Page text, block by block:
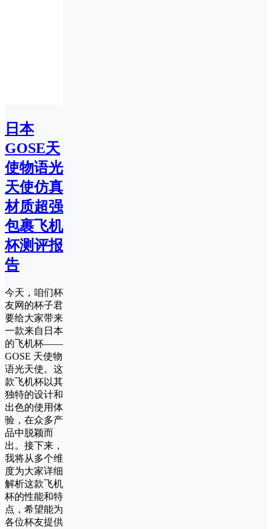
日本
GOSE天
使物语光
天使仿真
材质超强
包裹飞机
杯测评报
告
今天，咱们杯
友网的杯子君
要给大家带来
一款来自日本
的飞机杯——
GOSE 天使物
语光天使。这
款飞机杯以其
独特的设计和
出色的使用体
验，在众多产
品中脱颖而
出。接下来，
我将从多个维
度为大家详细
解析这款飞机
杯的性能和特
点，希望能为
各位杯友提供